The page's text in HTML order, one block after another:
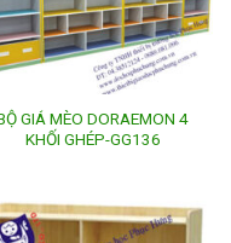
GIÁ MÈO DORAEMON 4
KHỐI GHÉP-GG136